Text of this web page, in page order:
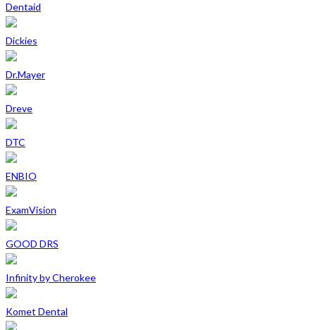
Dentaid
Dickies
Dr.Mayer
Dreve
DTC
ENBIO
ExamVision
GOOD DRS
Infinity by Cherokee
Komet Dental